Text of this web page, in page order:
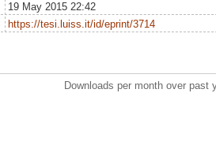
19 May 2015 22:42
https://tesi.luiss.it/id/eprint/3714
Downloads per month over past